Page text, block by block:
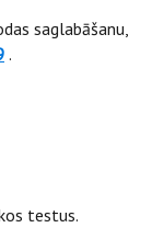
saglabāšanu,
.
testus.